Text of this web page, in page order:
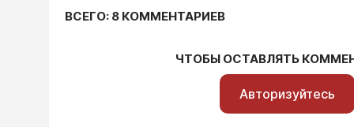
ВСЕГО: 8 КОММЕНТАРИЕВ
ЧТОБЫ ОСТАВЛЯТЬ
Авторизуйтесь